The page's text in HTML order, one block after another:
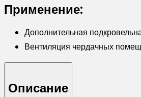
Применение:
Дополнительная
Вентиляция чердачных
Описание